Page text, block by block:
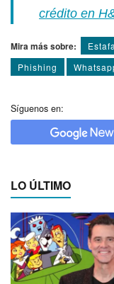
crédito en
Mira más sobre:
Phishing
Síguenos en:
LO ÚLTIMO